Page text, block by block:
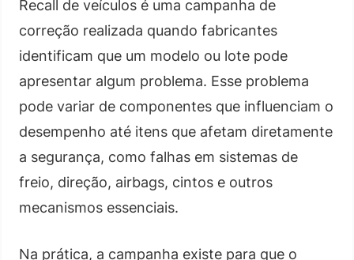
Recall de veículos é uma campanha de
correção realizada quando fabricantes
identificam que um modelo ou lote pode
apresentar algum problema. Esse problema
pode variar de componentes que influenciam o
desempenho até itens que afetam diretamente
a segurança, como falhas em sistemas de
freio, direção, airbags, cintos e outros
mecanismos essenciais.
Na prática, a campanha existe para que o